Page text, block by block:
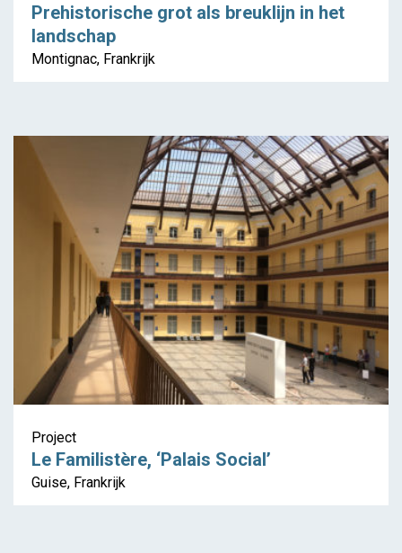
Prehistorische grot als breuklijn in het
landschap
Montignac, Frankrijk
Project
Le Familistère, ‘Palais Social’
Guise, Frankrijk